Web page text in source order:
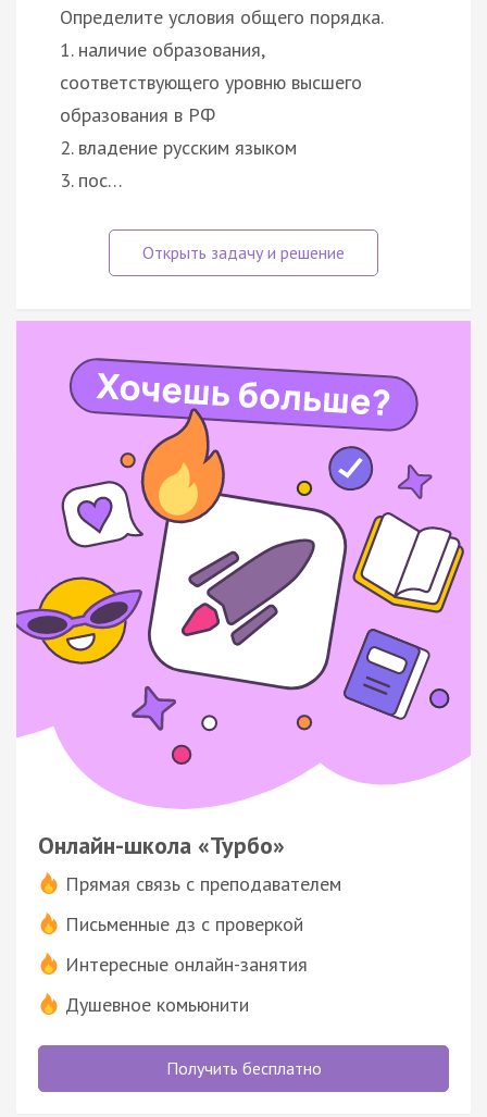
Определите условия общего порядка.
1. наличие образования,
соответствующего уровню высшего
образования в РФ
2. владение русским языком
3. пос…
Онлайн-школа «Турбо»
Прямая связь с преподавателем
Письменные дз с проверкой
Интересные онлайн-занятия
Душевное комьюнити
Получить бесплатно